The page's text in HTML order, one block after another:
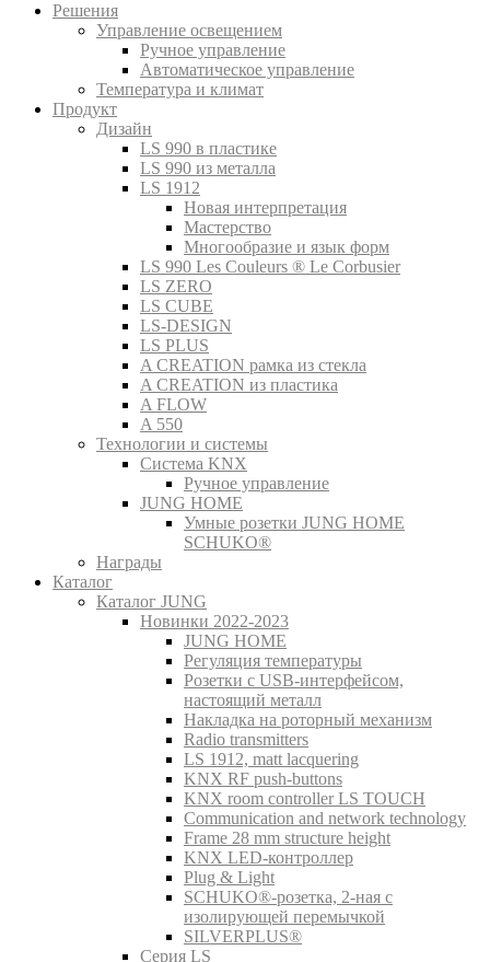
Решения
Управление освещением
Ручное управление
Автоматическое управление
Температура и климат
Продукт
Дизайн
LS 990 в пластике
LS 990 из металла
LS 1912
Новая интерпретация
Мастерство
Многообразие и язык форм
LS 990 Les Couleurs ® Le Corbusier
LS ZERO
LS CUBE
LS-DESIGN
LS PLUS
A CREATION рамка из стекла
A CREATION из пластика
A FLOW
A 550
Технологии и системы
Система KNX
Ручное управление
JUNG HOME
Умные розетки JUNG HOME
SCHUKO®
Награды
Каталог
Каталог JUNG
Новинки 2022-2023
JUNG HOME
Регуляция температуры
Розетки с USB-интерфейсом,
настоящий металл
Накладка на роторный механизм
Radio transmitters
LS 1912, matt lacquering
KNX RF push-buttons
KNX room controller LS TOUCH
Communication and network technology
Frame 28 mm structure height
KNX LED-контроллер
Plug & Light
SCHUKO®-розетка, 2-ная с
изолирующей перемычкой
SILVERPLUS®
Серия LS